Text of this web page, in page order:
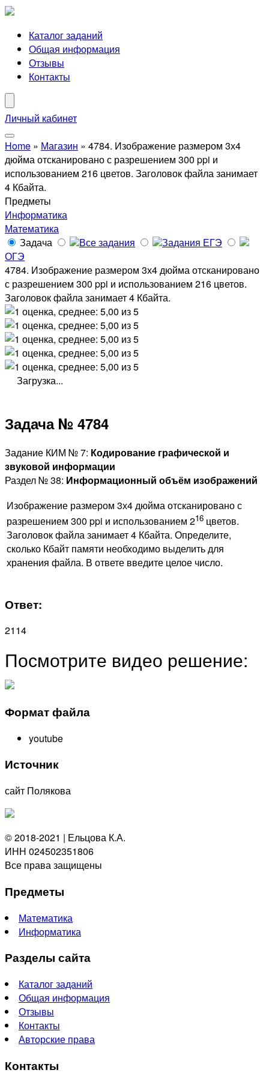
Каталог заданий
Общая информация
Отзывы
Контакты
Личный кабинет
Home » Магазин » 4784. Изображение размером 3х4
дюйма отсканировано с разрешением 300 ppi и
использованием 216 цветов. Заголовок файла занимает
4 Кбайта.
Предметы
Информатика
Математика
Задача
Все задания
Задания ЕГЭ
ОГЭ
4784. Изображение размером 3х4 дюйма отсканировано
с разрешением 300 ppi и использованием 216 цветов.
Заголовок файла занимает 4 Кбайта.
Загрузка...
Задача № 4784
Задание КИМ № 7: Кодирование графической и
звуковой информации
Раздел № 38: Информационный объём изображений
Изображение размером 3х4 дюйма отсканировано с
разрешением 300 ppi и использованием 216 цветов.
Заголовок файла занимает 4 Кбайта. Определите,
сколько Кбайт памяти необходимо выделить для
хранения файла. В ответе введите целое число.
Ответ:
2114
Посмотрите видео решение:
Формат файла
youtube
Источник
сайт Полякова
© 2018-2021 | Ельцова К.А.
ИНН 024502351806
Все права защищены
Предметы
Математика
Информатика
Разделы сайта
Каталог заданий
Общая информация
Отзывы
Контакты
Авторские права
Контакты